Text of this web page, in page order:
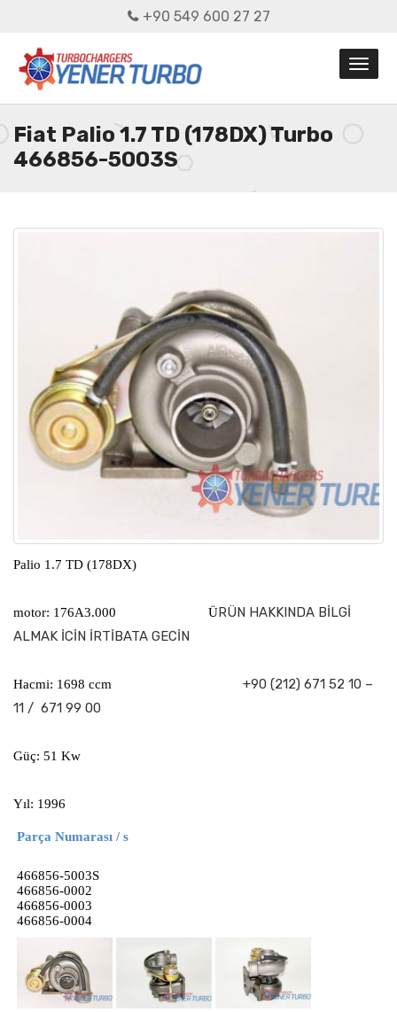
+90 549 600 27 27
Fiat Palio 1.7 TD (178DX) Turbo
466856-5003S
Palio 1.7 TD (178DX)
motor: 176A3.000 ÜRÜN HAKKINDA BİLGİ
ALMAK İCİN İRTİBATA GECİN
Hacmi: 1698 ccm +90 (212) 671 52 10 –
11 / 671 99 00
Güç: 51 Kw
Yıl: 1996
Parça Numarası / s
466856-5003S
466856-0002
466856-0003
466856-0004